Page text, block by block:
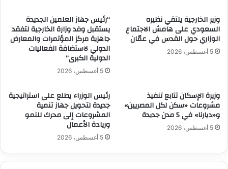
وزير الخارجية يلتقي نظيره
السعودي على هامش الاجتماع
الوزاري حول القدس في عمّان
5 أغسطس، 2026
“رئيس جهاز العلمين الجديدة
يستقبل وفد وزارة الخارجية لتفقد
جاهزية مركز المؤتمرات والمعارض
الدولي لاستضافة الفعاليات
الدولية الكبرى”
5 أغسطس، 2026
وزيرة الإسكان تتابع تنفيذ
مشروعات «سكن لكل المصريين»
و«ديارنا» في 5 مدن جديدة
5 أغسطس، 2026
رئيس الوزراء يطلع على استراتيجية
جديدة لتحويل جهاز تنمية
المشروعات إلى محرك للنمو
وريادة الأعمال
5 أغسطس، 2026